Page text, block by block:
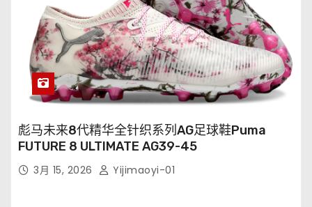
彪马未来8代精华全针织系列AG足球鞋Puma
FUTURE 8 ULTIMATE AG39-45
3月 15, 2026 Yijimaoyi-01